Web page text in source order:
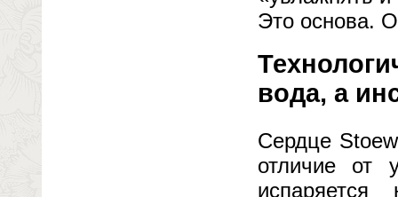
Это основа.
вода, а
Сердце
отличие от